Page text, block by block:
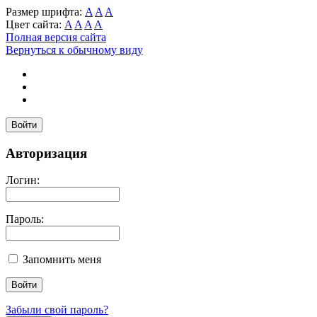
Размер шрифта: A A A
Цвет сайта: A A A A
Полная версия сайта
Вернуться к обычному виду
Войти
Авторизация
Логин:
Пароль:
Запомнить меня
Забыли свой пароль?